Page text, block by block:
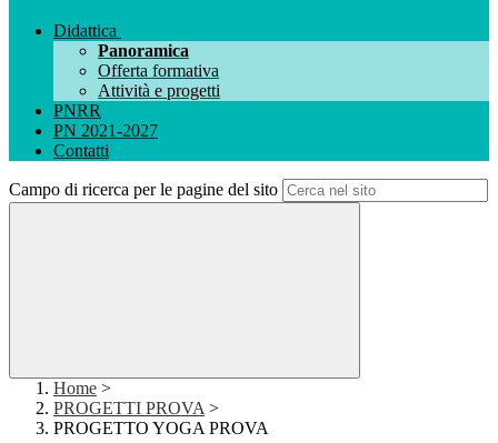
Didattica
Panoramica
Offerta formativa
Attività e progetti
PNRR
PN 2021-2027
Contatti
Campo di ricerca per le pagine del sito
Home >
PROGETTI PROVA >
PROGETTO YOGA PROVA